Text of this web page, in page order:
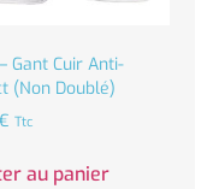
Gant Cuir Anti-
(non Doublé)
€ Ttc
au panier